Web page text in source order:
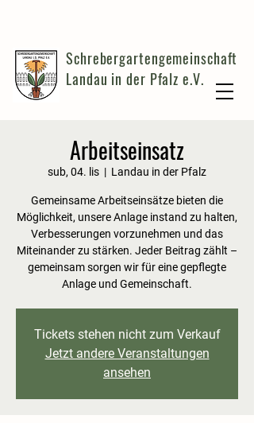
Schrebergartengemeinschaft
Landau in der Pfalz e.V.
Arbeitseinsatz
sub, 04. lis
  |
Landau in der Pfalz
Gemeinsame Arbeitseinsätze bieten die
Möglichkeit, unsere Anlage instand zu halten,
Verbesserungen vorzunehmen und das
Miteinander zu stärken. Jeder Beitrag zählt –
gemeinsam sorgen wir für eine gepflegte
Anlage und Gemeinschaft.
Tickets stehen nicht zum Verkauf
Jetzt andere Veranstaltungen
ansehen